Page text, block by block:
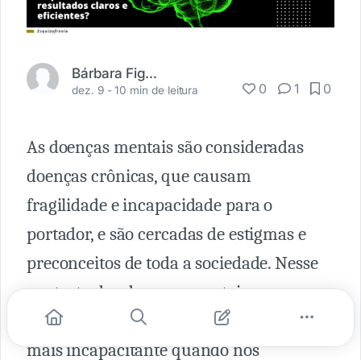
Bárbara Figueiredo
dez. 9 -10 min de leitura 0 1 0
As doenças mentais são consideradas
doenças crônicas, que causam
fragilidade e incapacidade para o
portador, e são cercadas de estigmas e
preconceitos de toda a so­ciedade. Nesse
contexto das doen­ças mentais, a
esquizofrenia é considerada a doença
mais incapacitante quando nos